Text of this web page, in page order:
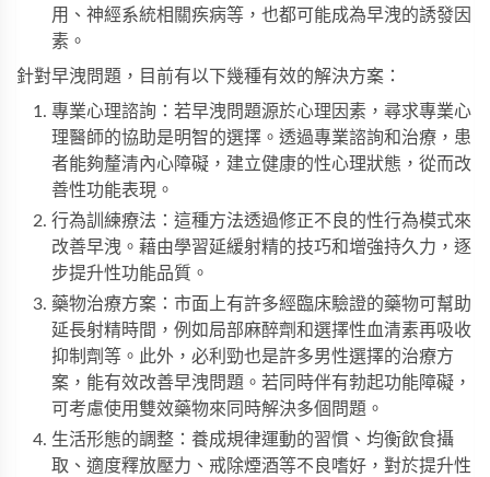
用、神經系統相關疾病等，也都可能成為早洩的誘發因
素。
針對早洩問題，目前有以下幾種有效的解決方案：
專業心理諮詢：若早洩問題源於心理因素，尋求專業心
理醫師的協助是明智的選擇。透過專業諮詢和治療，患
者能夠釐清內心障礙，建立健康的性心理狀態，從而改
善性功能表現。
行為訓練療法：這種方法透過修正不良的性行為模式來
改善早洩。藉由學習延緩射精的技巧和增強持久力，逐
步提升性功能品質。
藥物治療方案：市面上有許多經臨床驗證的藥物可幫助
延長射精時間，例如局部麻醉劑和選擇性血清素再吸收
抑制劑等。此外， 必利勁也是許多男性選擇的治療方
案，能有效改善早洩問題。若同時伴有勃起功能障礙，
可考慮使用雙效藥物來同時解決多個問題。
生活形態的調整：養成規律運動的習慣、均衡飲食攝
取、適度釋放壓力、戒除煙酒等不良嗜好，對於提升性